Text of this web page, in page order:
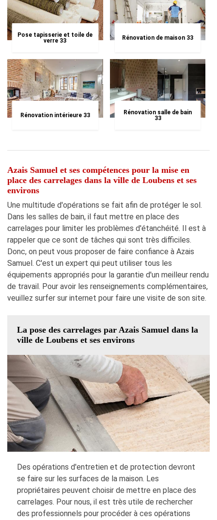
Pose tapisserie et toile de
verre 33
Rénovation de maison 33
Rénovation intérieure 33
Rénovation salle de bain
33
Azais Samuel et ses compétences pour la mise en
place des carrelages dans la ville de Loubens et ses
environs
Une multitude d'opérations se fait afin de protéger le sol.
Dans les salles de bain, il faut mettre en place des
carrelages pour limiter les problèmes d'étanchéité. Il est à
rappeler que ce sont de tâches qui sont très difficiles.
Donc, on peut vous proposer de faire confiance à Azais
Samuel. C'est un expert qui peut utiliser tous les
équipements appropriés pour la garantie d'un meilleur rendu
de travail. Pour avoir les renseignements complémentaires,
veuillez surfer sur internet pour faire une visite de son site.
La pose des carrelages par Azais Samuel dans la
ville de Loubens et ses environs
Des opérations d'entretien et de protection devront
se faire sur les surfaces de la maison. Les
propriétaires peuvent choisir de mettre en place des
carrelages. Pour nous, il est très utile de rechercher
des professionnels pour procéder à ces opérations